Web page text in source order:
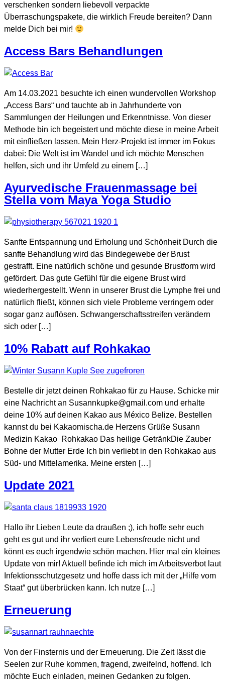
verschenken sondern liebevoll verpackte
Überraschungspakete, die wirklich Freude bereiten? Dann
melde Dich bei mir!
Access Bars Behandlungen
Am 14.03.2021 besuchte ich einen wundervollen Workshop
„Access Bars“ und tauchte ab in Jahrhunderte von
Sammlungen der Heilungen und Erkenntnisse. Von dieser
Methode bin ich begeistert und möchte diese in meine Arbeit
mit einfließen lassen. Mein Herz-Projekt ist immer im Fokus
dabei: Die Welt ist im Wandel und ich möchte Menschen
helfen, sich und ihr Umfeld zu einem […]
Ayurvedische Frauenmassage bei
Stella vom Maya Yoga Studio
Sanfte Entspannung und Erholung und Schönheit Durch die
sanfte Behandlung wird das Bindegewebe der Brust
gestrafft. Eine natürlich schöne und gesunde Brustform wird
gefördert. Das gute Gefühl für die eigene Brust wird
wiederhergestellt. Wenn in unserer Brust die Lymphe frei und
natürlich fließt, können sich viele Probleme verringern oder
sogar ganz auflösen. Schwangerschaftsstreifen verändern
sich oder […]
10% Rabatt auf Rohkakao
Bestelle dir jetzt deinen Rohkakao für zu Hause. Schicke mir
eine Nachricht an Susannkupke@gmail.com und erhalte
deine 10% auf deinen Kakao aus México Belize. Bestellen
kannst du bei Kakaomischa.de Herzens Grüße Susann
Medizin Kakao Rohkakao Das heilige GetränkDie Zauber
Bohne der Mutter Erde Ich bin verliebt in den Rohkakao aus
Süd- und Mittelamerika. Meine ersten […]
Update 2021
Hallo ihr Lieben Leute da draußen ;), ich hoffe sehr euch
geht es gut und ihr verliert eure Lebensfreude nicht und
könnt es euch irgendwie schön machen. Hier mal ein kleines
Update von mir! Aktuell befinde ich mich im Arbeitsverbot laut
Infektionsschutzgesetz und hoffe dass ich mit der „Hilfe vom
Staat“ gut überbrücken kann. Ich nutze […]
Erneuerung
Von der Finsternis und der Erneuerung. Die Zeit lässt die
Seelen zur Ruhe kommen, fragend, zweifelnd, hoffend. Ich
möchte Euch einladen, meinen Gedanken zu folgen.